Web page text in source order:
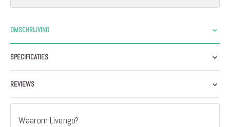
OMSCHRIJVING
SPECIFICATIES
REVIEWS
Waarom Livengo?